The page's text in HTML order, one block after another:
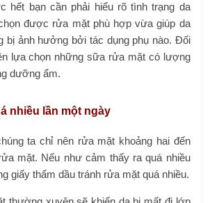
hết bạn cần phải hiểu rõ tình trạng da
được rửa mặt phù hợp vừa giúp da
bị ảnh hưởng bởi tác dụng phụ nào. Đối
lựa chọn những sữa rửa mặt có lượng
dưỡng ẩm.
nhiều lần một ngày
ta chỉ nên rửa mặt khoảng hai đến
mặt. Nếu như cảm thấy ra quá nhiều
giấy thấm dầu tránh rửa mặt quá nhiều.